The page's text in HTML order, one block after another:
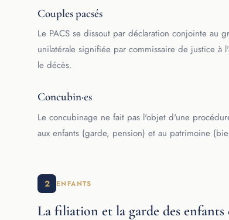
Couples pacsés
Le PACS se dissout par déclaration conjointe
unilatérale signifiée par commissaire de justice à
le décès.
Concubin·es
Le concubinage ne fait pas l'objet d'une
aux enfants (garde, pension) et au patrimoine
2 ENFANTS
La filiation et la garde des enfants